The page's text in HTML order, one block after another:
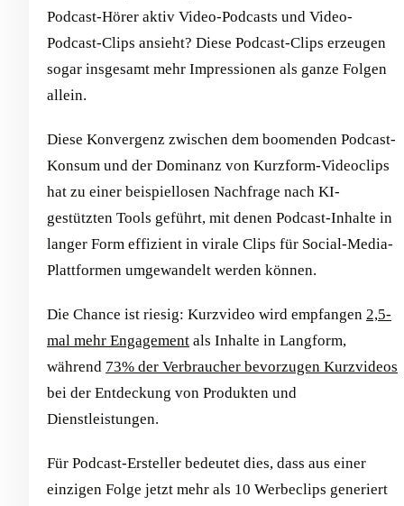
Podcast-Hörer aktiv Video-Podcasts und Video-
Podcast-Clips ansieht? Diese Podcast-Clips erzeugen
sogar insgesamt mehr Impressionen als ganze Folgen
allein.
Diese Konvergenz zwischen dem boomenden Podcast-
Konsum und der Dominanz von Kurzform-Videoclips
hat zu einer beispiellosen Nachfrage nach KI-
gestützten Tools geführt, mit denen Podcast-Inhalte in
langer Form effizient in virale Clips für Social-Media-
Plattformen umgewandelt werden können.
Die Chance ist riesig: Kurzvideo wird empfangen 2,5-
mal mehr Engagement als Inhalte in Langform,
während 73% der Verbraucher bevorzugen Kurzvideos
bei der Entdeckung von Produkten und
Dienstleistungen.
Für Podcast-Ersteller bedeutet dies, dass aus einer
einzigen Folge jetzt mehr als 10 Werbeclips generiert